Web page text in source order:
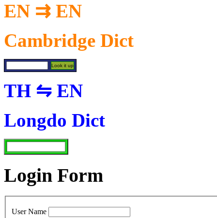
EN ⇉ EN
Cambridge Dict
TH ⇋ EN
Longdo Dict
Login Form
User Name